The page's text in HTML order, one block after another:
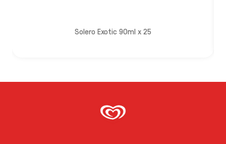
Solero Exotic 90ml x 25